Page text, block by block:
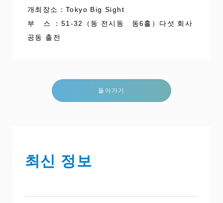
개최장소：Tokyo Big Sight
부 스 ：51-32（동 전시동 동6홀）다섯 회사
공동 출전
돌아가기
최신 정보